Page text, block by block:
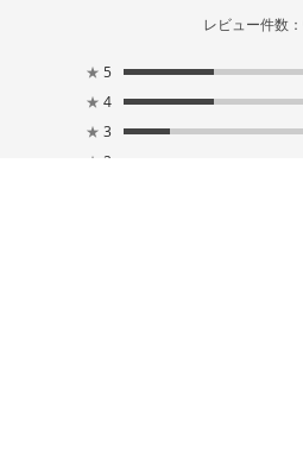
レビュー件数：
★ 5
★ 4
★ 3
★ 2